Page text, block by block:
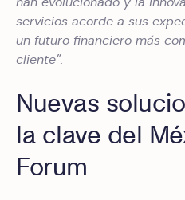
servicios acorde a sus
un futuro financiero más
cliente”.
Nuevas
la clave del
Forum